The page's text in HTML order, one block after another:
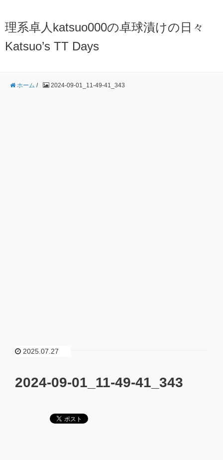
理系卓人katsuo000の卓球漬けの日々
Katsuo’s TT Days
ホーム / 2024-09-01_11-49-41_343
2025.07.27
2024-09-01_11-49-41_343